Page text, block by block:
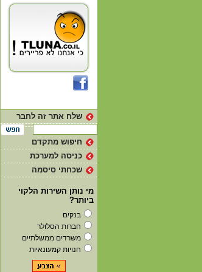
שלח אתר זה לחבר
חיפוש מתקדם
כניסה למערכת
שכחתי סיסמה
מי נותן השירות הלקוי
ביותר?
בנקים
חברות הסלולר
משרדים ממשלתיים
חנויות קמעונאיות